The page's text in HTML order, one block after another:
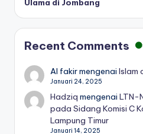
Ulama di Jombang
Recent Comments
Al fakirmengenaiIslam
Januari 24, 2025
Hadziq mengenaiLTN-
pada Sidang Komisi C
Lampung Timur
Januari 14, 2025